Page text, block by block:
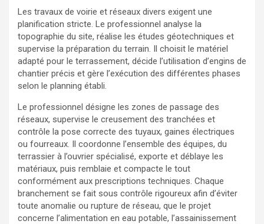
Les travaux de voirie et réseaux divers exigent une
planification stricte. Le professionnel analyse la
topographie du site, réalise les études géotechniques et
supervise la préparation du terrain. Il choisit le matériel
adapté pour le terrassement, décide l’utilisation d’engins de
chantier précis et gère l’exécution des différentes phases
selon le planning établi.
Le professionnel désigne les zones de passage des
réseaux, supervise le creusement des tranchées et
contrôle la pose correcte des tuyaux, gaines électriques
ou fourreaux. Il coordonne l’ensemble des équipes, du
terrassier à l’ouvrier spécialisé, exporte et déblaye les
matériaux, puis remblaie et compacte le tout
conformément aux prescriptions techniques. Chaque
branchement se fait sous contrôle rigoureux afin d’éviter
toute anomalie ou rupture de réseau, que le projet
concerne l’alimentation en eau potable, l’assainissement